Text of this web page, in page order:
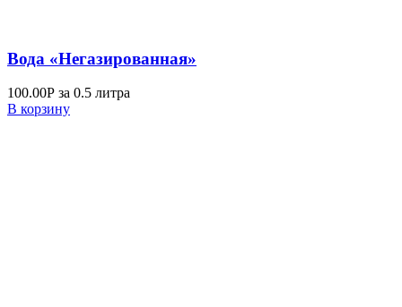
Вода «Негазированная»
100.00Р за 0.5 литра
В корзину